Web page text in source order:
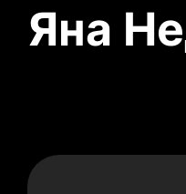
Яна